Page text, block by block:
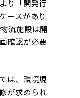
り「開発行
ースがあり
流施設は開
確認が必要
は、環境規
が求められ